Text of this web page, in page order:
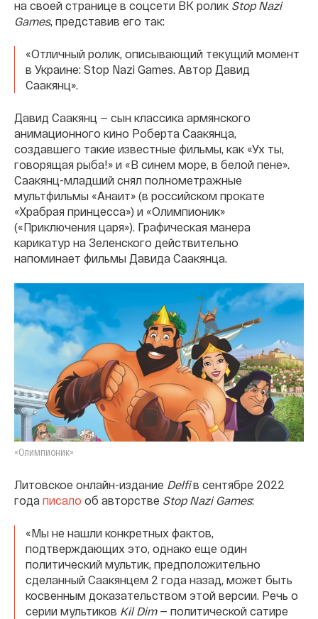
на своей странице в соцсети ВК ролик Stop Nazi
Games, представив его так:
«Отличный ролик, описывающий текущий момент
в Украине: Stop Nazi Games. Автор Давид
Саакянц».
Давид Саакянц — сын классика армянского
анимационного кино Роберта Саакянца,
создавшего такие известные фильмы, как «Ух ты,
говорящая рыба!» и «В синем море, в белой пене».
Саакянц-младший снял полнометражные
мультфильмы «Анаит» (в российском прокате
«Храбрая принцесса») и «Олимпионик»
(«Приключения царя»). Графическая манера
карикатур на Зеленского действительно
напоминает фильмы Давида Саакянца.
«Олимпионик»
Литовское онлайн-издание Delfiв сентябре 2022
года писало об авторстве Stop Nazi Games:
«Мы не нашли конкретных фактов,
подтверждающих это, однако еще один
политический мультик, предположительно
сделанный Саакянцем 2 года назад, может быть
косвенным доказательством этой версии. Речь о
серии мультиков Kil Dim— политической сатире